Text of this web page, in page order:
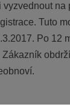
Tuto
Po